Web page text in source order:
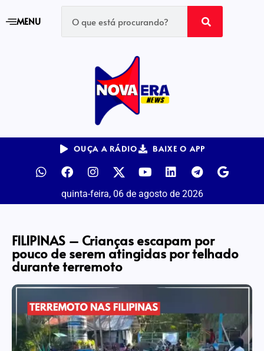
MENU
OUÇA A RÁDIO BAIXE O APP
quinta-feira, 06 de agosto de 2026
FILIPINAS – Crianças escapam por
pouco de serem atingidas por telhado
durante terremoto